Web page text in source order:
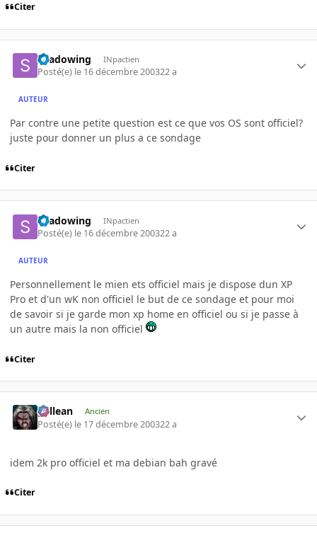
Citer
shadowing INpactien
Posté(e) le 16 décembre 200322 a
AUTEUR
Par contre une petite question est ce que vos OS sont officiel?
juste pour donner un plus a ce sondage
Citer
shadowing INpactien
Posté(e) le 16 décembre 200322 a
AUTEUR
Personnellement le mien ets officiel mais je dispose dun XP
Pro et d'un wK non officiel le but de ce sondage et pour moi
de savoir si je garde mon xp home en officiel ou si je passe à
un autre mais la non officiel
Citer
gallean Ancien
Posté(e) le 17 décembre 200322 a
idem 2k pro officiel et ma debian bah gravé
Citer